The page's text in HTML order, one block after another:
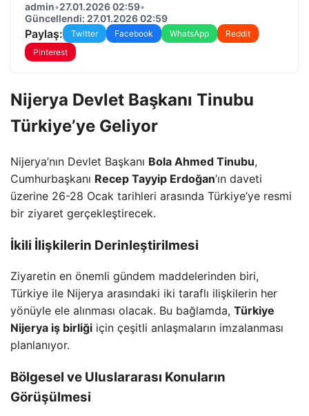
admin•27.01.2026 02:59•
Güncellendi: 27.01.2026 02:59
Paylaş: Twitter Facebook WhatsApp
Reddit
Pinterest
Nijerya Devlet Başkanı Tinubu
Türkiye’ye Geliyor
Nijerya’nın Devlet Başkanı Bola Ahmed Tinubu,
Cumhurbaşkanı Recep Tayyip Erdoğan’ın daveti
üzerine 26-28 Ocak tarihleri arasında Türkiye’ye resmi
bir ziyaret gerçekleştirecek.
İkili İlişkilerin Derinleştirilmesi
Ziyaretin en önemli gündem maddelerinden biri,
Türkiye ile Nijerya arasındaki iki taraflı ilişkilerin her
yönüyle ele alınması olacak. Bu bağlamda, Türkiye
Nijerya iş birliği için çeşitli anlaşmaların imzalanması
planlanıyor.
Bölgesel ve Uluslararası Konuların
Görüşülmesi